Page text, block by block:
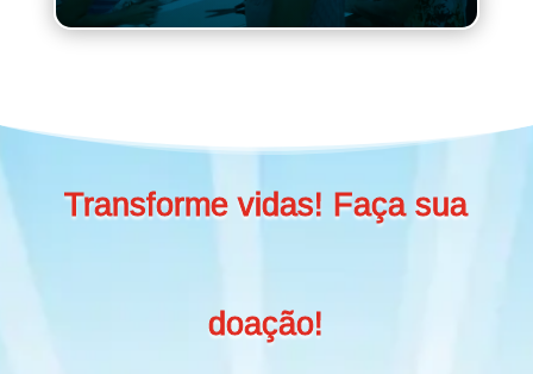
Transforme vidas! Faça sua
doação!